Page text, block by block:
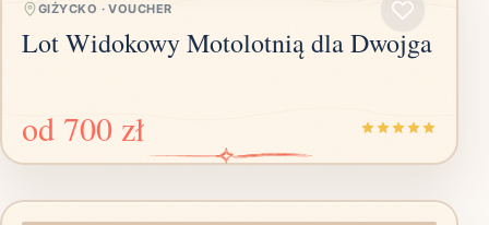
GIŻYCKO ·VOUCHER
Lot Widokowy Motolotnią dla Dwojga
od 700 zł